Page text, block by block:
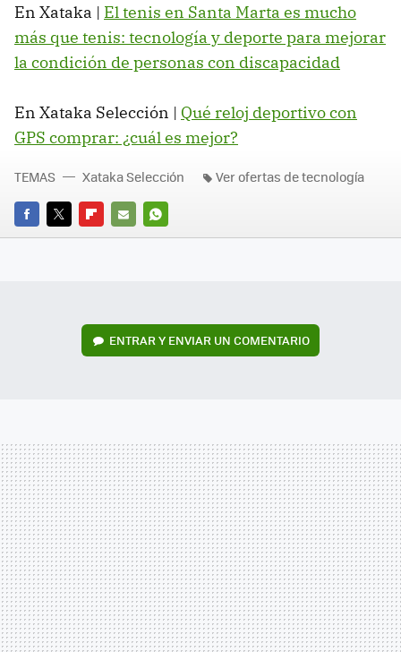
En Xataka | El tenis en Santa Marta es mucho
más que tenis: tecnología y deporte para mejorar
la condición de personas con discapacidad
En Xataka Selección | Qué reloj deportivo con
GPS comprar: ¿cuál es mejor?
FACEBOOK
TWITTERFLIPBOARD
E-
WHATSAPP
TEMAS Xataka Selección Ver ofertas de tecnología
ENTRAR Y ENVIAR UN COMENTARIO